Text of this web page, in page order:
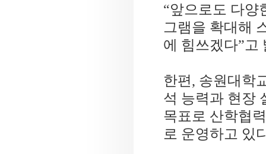
“앞으로도 다양
그램을 확대해
에 힘쓰겠다”고
한편, 송원대학
석 능력과 현장
목표로 산학협
로 운영하고 있